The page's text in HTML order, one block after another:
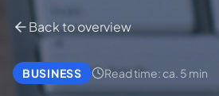
Back to overview
BUSINESS Read time: ca. 5 min